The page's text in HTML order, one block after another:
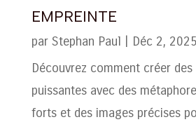
EMPREINTE
par Stephan Paul Déc 2, 2025
Découvrez comment créer
puissantes avec des
forts et des images précises